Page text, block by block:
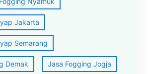
Jakarta
Semarang
Demak Jasa Fogging Jogja